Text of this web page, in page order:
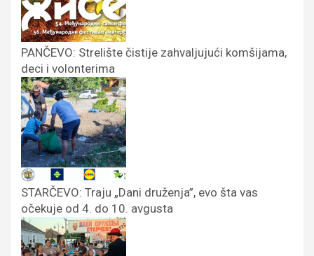
PANČEVO: Strelište čistije zahvaljujući komšijama,
deci i volonterima
STARČEVO: Traju „Dani druženja”, evo šta vas
očekuje od 4. do 10. avgusta